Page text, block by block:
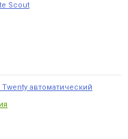
Scout
автоматический